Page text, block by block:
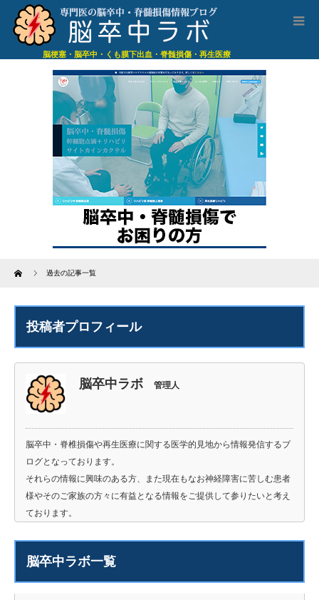
脳梗塞・脳卒中・くも膜下出血・脊髄損傷・再生医療
Home 過去の記事一覧
投稿者プロフィール
脳卒中ラボ 管理人
脳卒中・脊椎損傷や再生医療に関する医学的見地から情報発信するブ
ログとなっております。
それらの情報に興味のある方、また現在もなお神経障害に苦しむ患者
様やそのご家族の方々に有益となる情報をご提供して参りたいと考え
ております。
脳卒中ラボ一覧